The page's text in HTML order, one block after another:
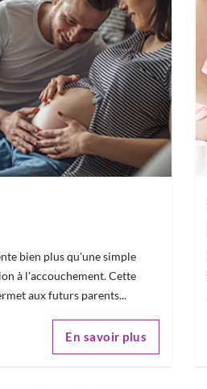
bien plus qu'une simple
à l'accouchement. Cette
aux futurs parents...
En savoir plus